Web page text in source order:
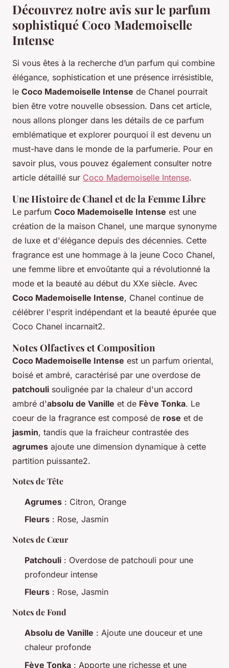
Découvrez notre avis sur le parfum
sophistiqué Coco Mademoiselle
Intense
Si vous êtes à la recherche d’un parfum qui combine
élégance, sophistication et une présence irrésistible,
le Coco Mademoiselle Intense de Chanel pourrait
bien être votre nouvelle obsession. Dans cet article,
nous allons plonger dans les détails de ce parfum
emblématique et explorer pourquoi il est devenu un
must-have dans le monde de la parfumerie. Pour en
savoir plus, vous pouvez également consulter notre
article détaillé sur Coco Mademoiselle Intense.
Une Histoire de Chanel et de la Femme Libre
Le parfum Coco Mademoiselle Intense est une
création de la maison Chanel, une marque synonyme
de luxe et d'élégance depuis des décennies. Cette
fragrance est une hommage à la jeune Coco Chanel,
une femme libre et envoûtante qui a révolutionné la
mode et la beauté au début du XXe siècle. Avec
Coco Mademoiselle Intense, Chanel continue de
célébrer l'esprit indépendant et la beauté épurée que
Coco Chanel incarnait2.
Notes Olfactives et Composition
Coco Mademoiselle Intense est un parfum oriental,
boisé et ambré, caractérisé par une overdose de
patchouli soulignée par la chaleur d'un accord
ambré d'absolu de Vanille et de Fève Tonka. Le
coeur de la fragrance est composé de rose et de
jasmin, tandis que la fraicheur contrastée des
agrumes ajoute une dimension dynamique à cette
partition puissante2.
Notes de Tête
Agrumes : Citron, Orange
Fleurs : Rose, Jasmin
Notes de Cœur
Patchouli : Overdose de patchouli pour une
profondeur intense
Fleurs : Rose, Jasmin
Notes de Fond
Absolu de Vanille : Ajoute une douceur et une
chaleur profonde
Fève Tonka : Apporte une richesse et une